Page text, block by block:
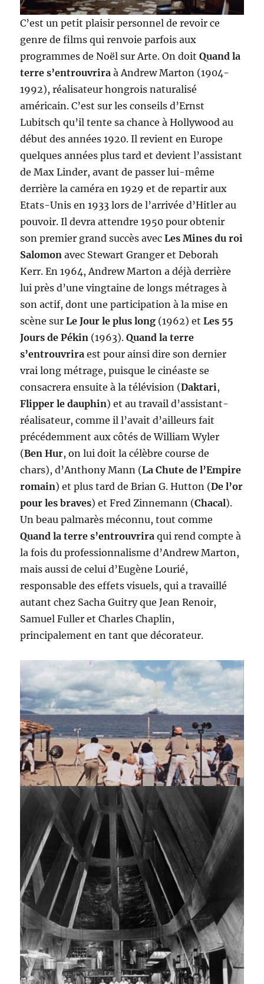
C’est un petit plaisir personnel de revoir ce
genre de films qui renvoie parfois aux
programmes de Noël sur Arte. On doitQuand la
terre s’entrouvrira à Andrew Marton (1904-
1992), réalisateur hongrois naturalisé
américain. C’est sur les conseils d’Ernst
Lubitsch qu’il tente sa chance à Hollywood au
début des années 1920. Il revient en Europe
quelques années plus tard et devient l’assistant
de Max Linder, avant de passer lui-même
derrière la caméra en 1929 et de repartir aux
Etats-Unis en 1933 lors de l’arrivée d’Hitler au
pouvoir. Il devra attendre 1950 pour obtenir
son premier grand succès avecLes Mines du roi
Salomon avec Stewart Granger et Deborah
Kerr. En 1964, Andrew Marton a déjà derrière
lui près d’une vingtaine de longs métrages à
son actif, dont une participation à la mise en
scène surLe Jour le plus long (1962) etLes 55
Jours de Pékin (1963).Quand la terre
s’entrouvrira est pour ainsi dire son dernier
vrai long métrage, puisque le cinéaste se
consacrera ensuite à la télévision (Daktari ,
Flipper le dauphin) et au travail d’assistant-
réalisateur, comme il l’avait d’ailleurs fait
précédemment aux côtés de William Wyler
(Ben Hur, on lui doit la célèbre course de
chars), d’Anthony Mann (La Chute de l’Empire
romain) et plus tard de Brian G. Hutton (De l’or
pour les braves) et Fred Zinnemann (Chacal).
Un beau palmarès méconnu, tout comme
Quand la terre s’entrouvrira qui rend compte à
la fois du professionnalisme d’Andrew Marton,
mais aussi de celui d’Eugène Lourié,
responsable des effets visuels, qui a travaillé
autant chez Sacha Guitry que Jean Renoir,
Samuel Fuller et Charles Chaplin,
principalement en tant que décorateur.